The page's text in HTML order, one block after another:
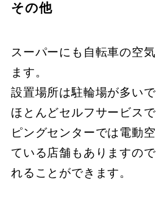
その他
スーパーにも自転車の空
ます。
設置場所は駐輪場が多いで
ほとんどセルフサービス
ピングセンターでは電動
ている店舗もありますの
れることができます。